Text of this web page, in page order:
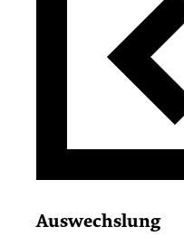
Auswechslung